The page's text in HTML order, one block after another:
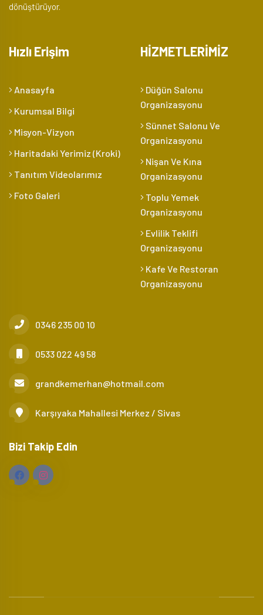
dönüştürüyor.
Hızlı Erişim
Anasayfa
Kurumsal Bilgi
Misyon-Vizyon
Haritadaki Yerimiz (Kroki)
Tanıtım Videolarımız
Foto Galeri
HİZMETLERİMİZ
Düğün Salonu
Organizasyonu
Sünnet Salonu Ve
Organizasyonu
Nişan Ve Kına
Organizasyonu
Toplu Yemek
Organizasyonu
Evlilik Teklifi
Organizasyonu
Kafe Ve Restoran
Organizasyonu
0346 235 00 10
0533 022 49 58
grandkemerhan@hotmail.com
Karşıyaka Mahallesi Merkez / Sivas
Bizi Takip Edin